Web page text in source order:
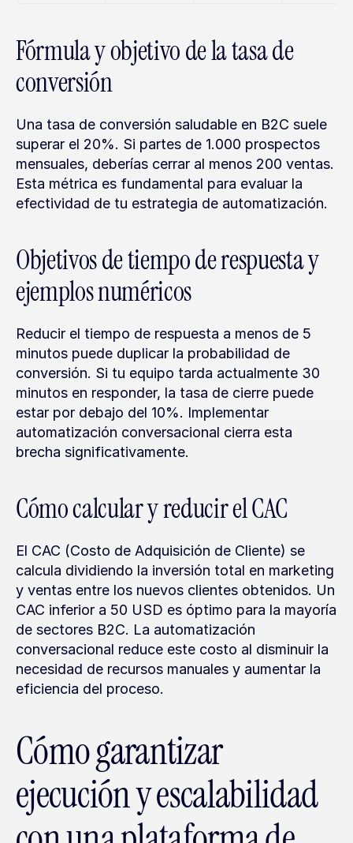
Fórmula y objetivo de la tasa de
conversión
Una tasa de conversión saludable en B2C suele
superar el 20%. Si partes de 1.000 prospectos
mensuales, deberías cerrar al menos 200 ventas.
Esta métrica es fundamental para evaluar la
efectividad de tu estrategia de automatización.
Objetivos de tiempo de respuesta y
ejemplos numéricos
Reducir el tiempo de respuesta a menos de 5
minutos puede duplicar la probabilidad de
conversión. Si tu equipo tarda actualmente 30
minutos en responder, la tasa de cierre puede
estar por debajo del 10%. Implementar
automatización conversacional cierra esta
brecha significativamente.
Cómo calcular y reducir el CAC
El CAC (Costo de Adquisición de Cliente) se
calcula dividiendo la inversión total en marketing
y ventas entre los nuevos clientes obtenidos. Un
CAC inferior a 50 USD es óptimo para la mayoría
de sectores B2C. La automatización
conversacional reduce este costo al disminuir la
necesidad de recursos manuales y aumentar la
eficiencia del proceso.
Cómo garantizar
ejecución y escalabilidad